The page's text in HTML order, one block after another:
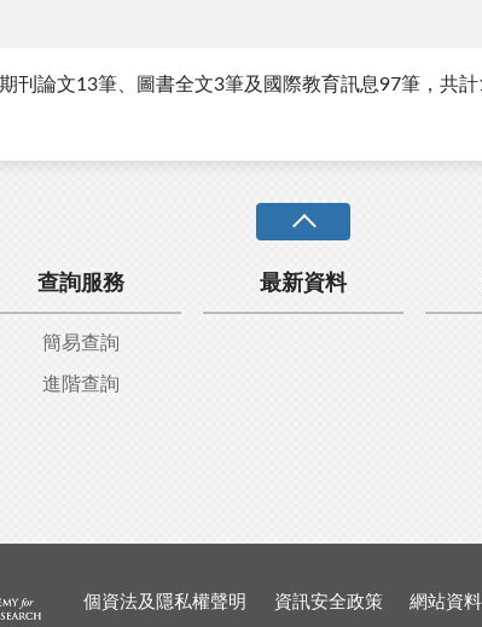
刊論文13筆、圖書全文3筆及國際教育訊息97筆，共計
查詢服務
簡易查詢
進階查詢
最新資料
個資法及隱私權聲明 資訊安全政策 網站資